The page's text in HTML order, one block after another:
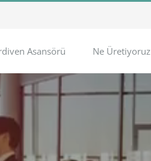
Asansörü Ne Üretiyoruz